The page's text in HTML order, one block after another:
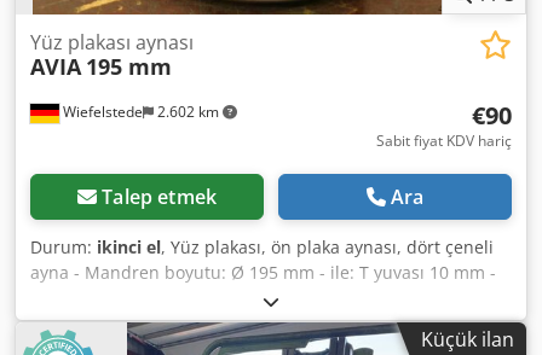
Wiefelstede 2.602 km
Yüz plakası aynası
AVIA 195 mm
€90
Sabit fiyat KDV hariç
Talep etmek Ara
Durum: ikinci el, Yüz plakası, ön plaka aynası, dört çeneli
ayna - Mandren boyutu: Ø 195 mm - ile: T yuvası 10 mm -
Diş giriş aralığı: 3 mm - Ağırlık: 5,7 kg Dsdpfsb Hbyhex Ac
Iock
Küçük ilan